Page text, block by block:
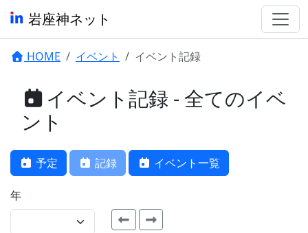
岩座神ネット
HOME イベント イベント記録
イベント記録 - 全てのイベ
ント
予定 記録 イベント一覧
年